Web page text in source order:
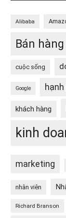
Alibaba
Bán hàng
cuộc sống
Google
khách hàng
kinh
marketing
nhân viên
Richard Branson